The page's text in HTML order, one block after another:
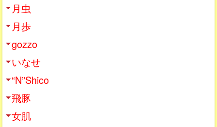
月虫
月歩
gozzo
いなせ
“N”Shico
飛豚
女肌